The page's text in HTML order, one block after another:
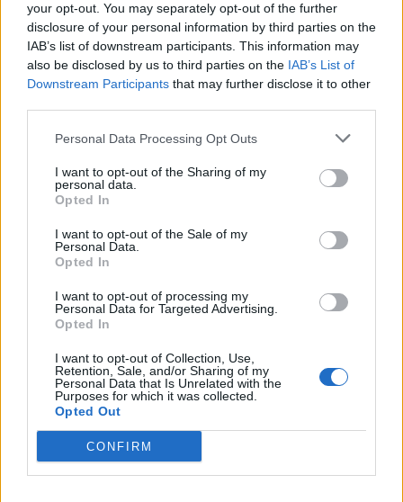
your opt-out. You may separately opt-out of the further
disclosure of your personal information by third parties on the
IAB’s list of downstream participants. This information may
also be disclosed by us to third parties on the IAB’s List of
Downstream Participants that may further disclose it to other
Personal Data Processing Opt Outs
I want to opt-out of the Sharing of my
personal data.
Opted In
I want to opt-out of the Sale of my
Personal Data.
Opted In
I want to opt-out of processing my
Personal Data for Targeted Advertising.
Opted In
I want to opt-out of Collection, Use,
Retention, Sale, and/or Sharing of my
Personal Data that Is Unrelated with the
Purposes for which it was collected.
Opted Out
CONFIRM
δικαιωμάτων στους εργάτες γης, μόνιμους και
εποχιακούς, Έλληνες και Μετανάστες, όχι στον
ρατσισμό και τον φασισμό. Συλλογικές συμβάσεις
εργασίας και αυξήσεις στους μισθούς των
εργαζομένων στον αγροτοδιατροφικό τομέα.
λείψει από τους χώρους συγκέντρωσης των τρακτέρ
που έχουν αποφασίσει οι Ομοσπονδίες Αγροτικών
Συλλόγων και οι Αγροτικοί Σύλλογοι στις 22 Γενάρη.»
Ακολουθήστε το
μάθετε πρώτοιόλες τις ειδήσεις
ΑΝΤΑΡΣΙΑ ΣΤΟ ΜΩΡΙΑ
ΑΝΤΑΡΣΥΑ
ΑΝΤΑΡΣΙΑ ΣΤΟ ΜΟΡΙΑ
ΑΓΡΟΤΕΣ
ΚΤΗΝΟΤΡΟΦΟΙ
ΑΓΡΟΤΟΚΤΗΝΟΤΡΟΦΟΙ
ΜΠΛΟΚΟ
ΑΓΡΟΤΙΚΑ